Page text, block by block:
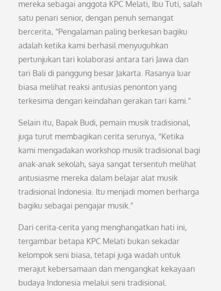
mereka sebagai anggota KPC Melati, Ibu Tuti, salah
satu penari senior, dengan penuh semangat
bercerita, “Pengalaman paling berkesan bagiku
adalah ketika kami berhasil menyuguhkan
pertunjukan tari kolaborasi antara tari Jawa dan
tari Bali di panggung besar Jakarta. Rasanya luar
biasa melihat reaksi antusias penonton yang
terkesima dengan keindahan gerakan tari kami.”
Selain itu, Bapak Budi, pemain musik tradisional,
juga turut membagikan cerita serunya, “Ketika
kami mengadakan workshop musik tradisional bagi
anak-anak sekolah, saya sangat tersentuh melihat
antusiasme mereka dalam belajar alat musik
tradisional Indonesia. Itu menjadi momen berharga
bagiku sebagai pengajar musik.”
Dari cerita-cerita yang menghangatkan hati ini,
tergambar betapa KPC Melati bukan sekadar
kelompok seni biasa, tetapi juga wadah untuk
merajut kebersamaan dan mengangkat kekayaan
budaya Indonesia melalui seni tradisional.